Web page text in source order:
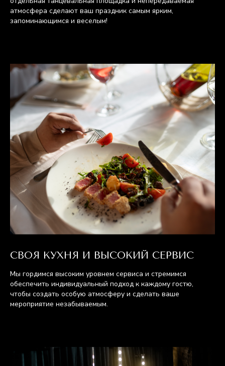
атмосфера сделают ваш праздник самым ярким,
запоминающимся и веселым!
СВОЯ КУХНЯ И ВЫСОКИЙ СЕРВИС
Мы гордимся высоким уровнем сервиса и стремимся
обеспечить индивидуальный подход к каждому гостю,
чтобы создать особую атмосферу и сделать ваше
мероприятие незабываемым.